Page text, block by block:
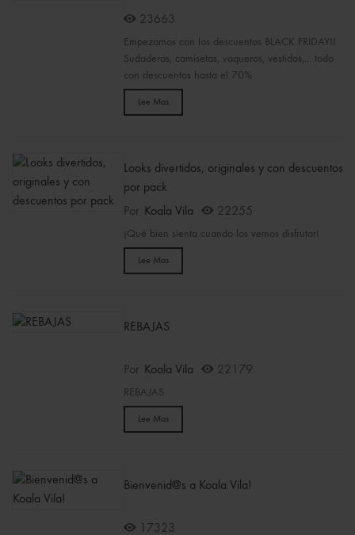
23663
Empezamos con los descuentos BLACK FRIDAY!!
Sudaderas, camisetas, vaqueros, vestidos,... todo
con descuentos hasta el 70%
Lee Mas
Looks divertidos, originales y con descuentos
por pack
Por
Koala Vila 22255
¡Qué bien sienta cuando los vemos disfrutar!
Lee Mas
REBAJAS
Por Koala Vila 22179
REBAJAS
Lee Mas
Bienvenid@s a Koala Vila!
17323